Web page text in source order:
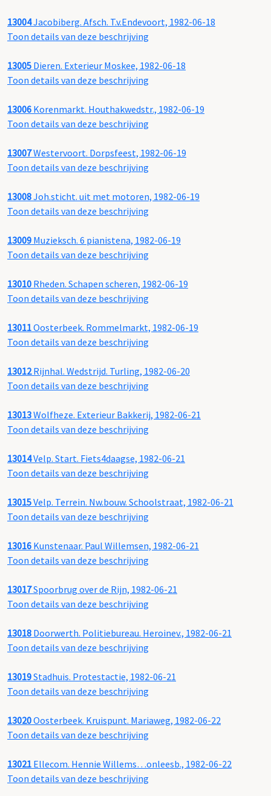
13004Jacobiberg. Afsch. T.v.Endevoort, 1982-06-18
Toon details van deze beschrijving
13005 Dieren. Exterieur Moskee, 1982-06-18
Toon details van deze beschrijving
13006 Korenmarkt. Houthakwedstr., 1982-06-19
Toon details van deze beschrijving
13007Westervoort. Dorpsfeest, 1982-06-19
Toon details van deze beschrijving
13008Joh.sticht. uit met motoren, 1982-06-19
Toon details van deze beschrijving
13009 Muzieksch. 6 pianistena, 1982-06-19
Toon details van deze beschrijving
13010 Rheden. Schapen scheren, 1982-06-19
Toon details van deze beschrijving
13011Oosterbeek. Rommelmarkt, 1982-06-19
Toon details van deze beschrijving
13012Rijnhal. Wedstrijd. Turling, 1982-06-20
Toon details van deze beschrijving
13013Wolfheze. Exterieur Bakkerij, 1982-06-21
Toon details van deze beschrijving
13014Velp. Start. Fiets4daagse, 1982-06-21
Toon details van deze beschrijving
13015Velp. Terrein. Nw.bouw. Schoolstraat, 1982-06-21
Toon details van deze beschrijving
13016 Kunstenaar. Paul Willemsen, 1982-06-21
Toon details van deze beschrijving
13017Spoorbrug over de Rijn, 1982-06-21
Toon details van deze beschrijving
13018 Doorwerth. Politiebureau. Heroinev., 1982-06-21
Toon details van deze beschrijving
13019Stadhuis. Protestactie, 1982-06-21
Toon details van deze beschrijving
13020Oosterbeek. Kruispunt. Mariaweg, 1982-06-22
Toon details van deze beschrijving
13021 Ellecom. Hennie Willems…onleesb., 1982-06-22
Toon details van deze beschrijving